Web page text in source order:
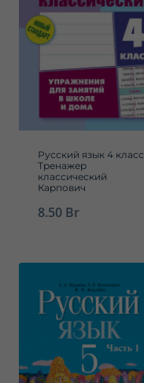
Русский язык 4 класс
Тренажер
классический
Карпович
8.50 Br